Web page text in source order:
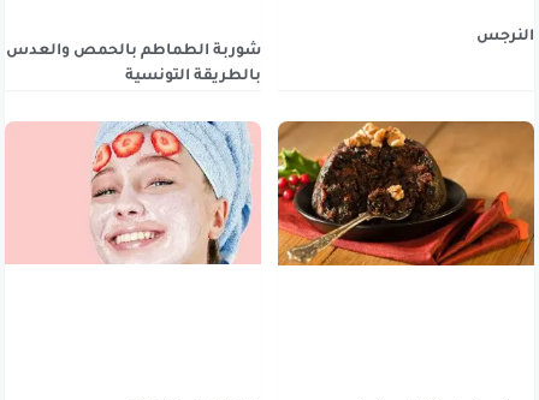
النرجس
شوربة الطماطم بالحمص والعدس
بالطريقة التونسية